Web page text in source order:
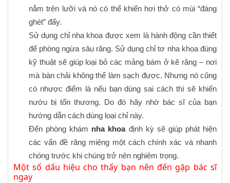
nằm trên lưỡi và nó có thể khiến hơi thở có mùi “đáng
ghét” đấy.
Sử dụng chỉ nha khoa được xem là hành động cần thiết
để phòng ngừa sâu răng. Sử dụng chỉ tơ nha khoa đúng
kỹ thuật sẽ giúp loại bỏ các mảng bám ở kẽ răng – nơi
mà bàn chải không thể làm sạch được. Nhưng nó cũng
có nhược điểm là nếu bạn dùng sai cách thì sẽ khiến
nướu bị tổn thương. Do đó hãy nhờ bác sĩ của bạn
hướng dẫn cách dùng loại chỉ này.
Đến phòng khám nha khoađịnh kỳ sẽ giúp phát hiện
các vấn đề răng miệng một cách chính xác và nhanh
chóng trước khi chúng trở nên nghiêm trọng.
Một số dấu hiệu cho thấy bạn nên đến gặp bác sĩ
ngay